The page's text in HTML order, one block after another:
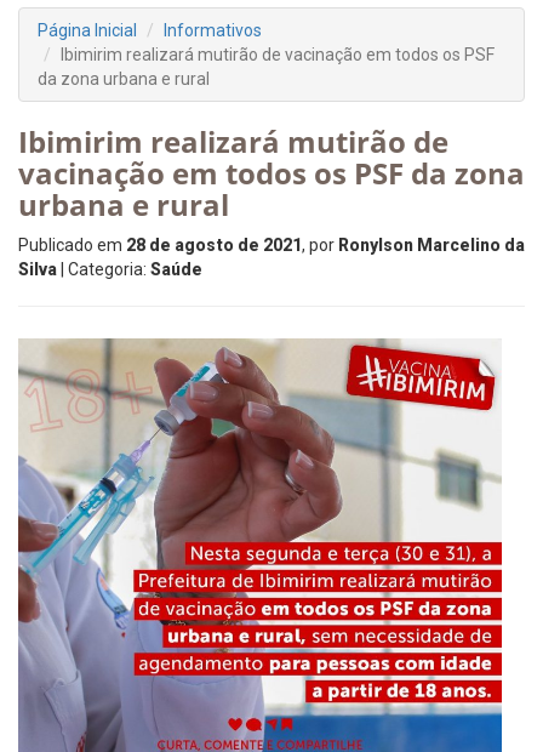
Página Inicial
Informativos
Ibimirim realizará mutirão de vacinação em todos os PSF
da zona urbana e rural
Ibimirim realizará mutirão de
vacinação em todos os PSF da zona
urbana e rural
Publicado em 28 de agosto de 2021, por Ronylson Marcelino da
Silva | Categoria: Saúde